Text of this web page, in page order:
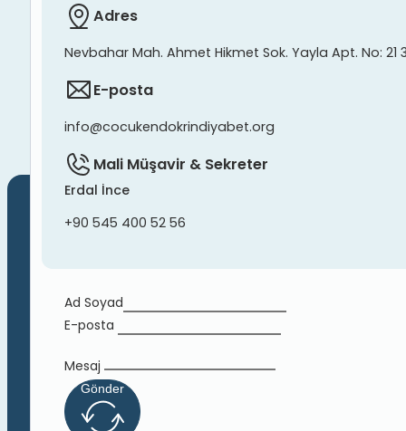
Adres
Nevbahar Mah. Ahmet Hikmet Sok. Yayla Apt. No: 21
E-posta
info@cocukendokrindiyabet.org
Mali Müşavir & Sekreter
Erdal İnce
+90 545 400 52 56
Ad Soyad
E-posta
Mesaj
Gönder